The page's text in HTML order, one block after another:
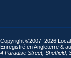
Copyright ©2007–2026
Enregistré en Angleterre &
4 Paradise Street, Sheffield,